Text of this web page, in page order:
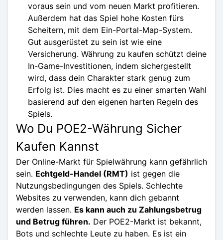
voraus sein und vom neuen Markt profitieren.
Außerdem hat das Spiel hohe Kosten fürs
Scheitern, mit dem Ein-Portal-Map-System.
Gut ausgerüstet zu sein ist wie eine
Versicherung. Währung zu kaufen schützt deine
In-Game-Investitionen, indem sichergestellt
wird, dass dein Charakter stark genug zum
Erfolg ist. Dies macht es zu einer smarten Wahl
basierend auf den eigenen harten Regeln des
Spiels.
Wo Du POE2-Währung Sicher
Kaufen Kannst
Der Online-Markt für Spielwährung kann gefährlich
sein. Echtgeld-Handel (RMT) ist gegen die
Nutzungsbedingungen des Spiels. Schlechte
Websites zu verwenden, kann dich gebannt
werden lassen. Es kann auch zu Zahlungsbetrug
und Betrug führen. Der POE2-Markt ist bekannt,
Bots und schlechte Leute zu haben. Es ist ein